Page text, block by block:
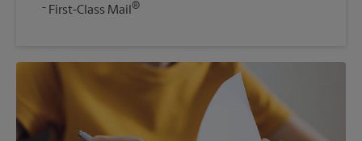
First-Class Mail®